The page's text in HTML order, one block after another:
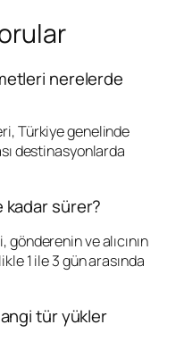
nerelerde
Türkiye genelinde
destinasyonlarda
kadar sürer?
ve alıcının
1 ile 3 gün arasında
tür yükler